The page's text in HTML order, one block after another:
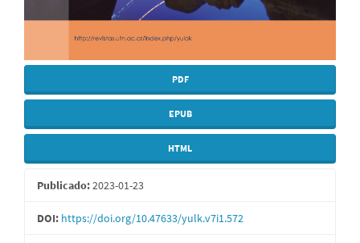
PDF
EPUB
HTML
Publicado:2023-01-23
DOI: https://doi.org/10.47633/yulk.v7i1.572